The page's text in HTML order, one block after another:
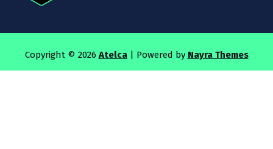
Copyright © 2026 Atelca| Powered by Nayra Themes